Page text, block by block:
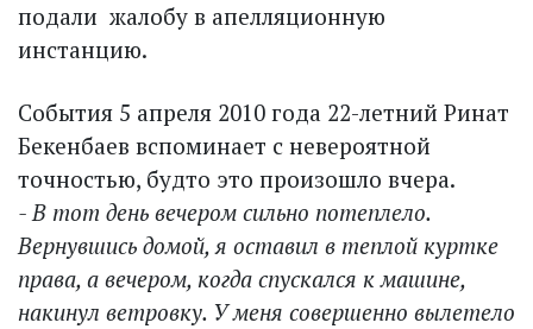
подали жалобу в апелляционную
инстанцию.
События 5 апреля 2010 года 22-летний Ринат
Бекенбаев вспоминает с невероятной
точностью, будто это произошло вчера.
- В тот день вечером сильно потеплело.
Вернувшись домой, я оставил в теплой куртке
права, а вечером, когда спускался к машине,
накинул ветровку. У меня совершенно вылетело